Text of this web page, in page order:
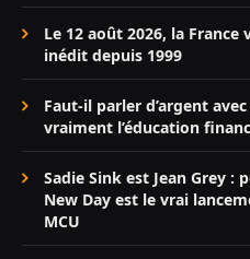
Le 12 août 2026, la
inédit depuis 1999
Faut-il parler d’argent
vraiment l’éducation
Sadie Sink est Jean Grey :
New Day est le vrai
MCU